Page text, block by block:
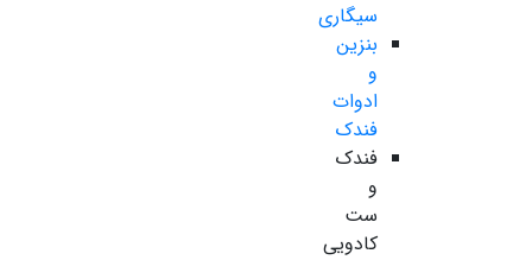
سیگاری
بنزین
و
ادوات
فندک
فندک
و
ست
کادویی